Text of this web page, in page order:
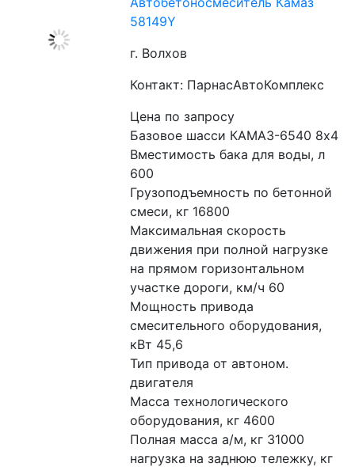
58149Y
г. Волхов
Контакт: ПарнасАвтоКомплекс
Цена по запросу
Базовое шасси КАМАЗ-6540 8x4
Вместимость бака для воды, л
600
Грузоподъемность по бетонной
смеси, кг 16800
Максимальная скорость
движения при полной нагрузке
на прямом горизонтальном
участке дороги, км/ч 60
Мощность привода
смесительного оборудования,
кВт 45,6
Тип привода от автоном.
двигателя
Масса технологического
оборудования, кг 4600
Полная масса а/м, кг 31000
нагрузка на заднюю тележку, кг